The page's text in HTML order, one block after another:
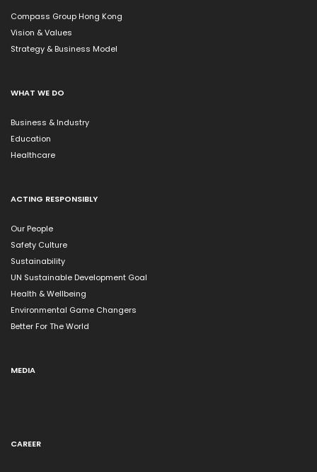
Compass Group Hong Kong
Vision & Values
Strategy & Business Model
WHAT WE DO
Business & Industry
Education
Healthcare
ACTING RESPONSIBLY
Our People
Safety Culture
Sustainability
UN Sustainable Development Goal
Health & Wellbeing
Environmental Game Changers
Better For The World
MEDIA
CAREER